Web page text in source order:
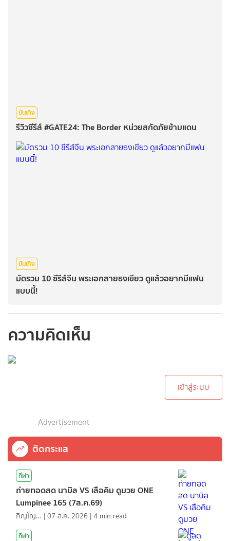
บันเทิง
รีวิวซีรีส์ #GATE24: The Border หน่วยสกัดภัยข้ามแดน
บันเทิง
มัดรวม 10 ซีรีส์จีน พระเอกสายธงเขียว ดูแล้วอยากมีแฟน
แบบนี้!
ความคิดเห็น
เข้าสู่ระบบ
Advertisement
ติดกระแส
กีฬา
ถ่ายทอดสด นาบิล VS เสือคิม ดูมวย ONE
Lumpinee 165 (7ส.ค.69)
ภิญโญ ส่องแสง |07 ส.ค. 2026 |4 min read
กีฬา